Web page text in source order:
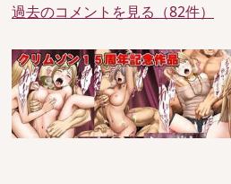
過去のコメントを見る（82件）